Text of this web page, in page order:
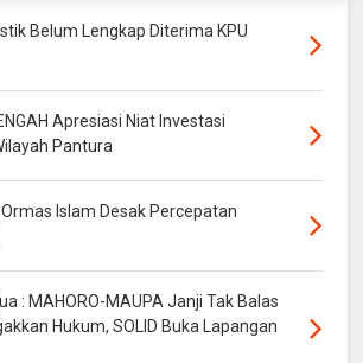
Belum Lengkap Diterima KPU
Apresiasi Niat Investasi
Pantura
Islam Desak Percepatan
: MAHORO-MAUPA Janji Tak Balas
Hukum, SOLID Buka Lapangan